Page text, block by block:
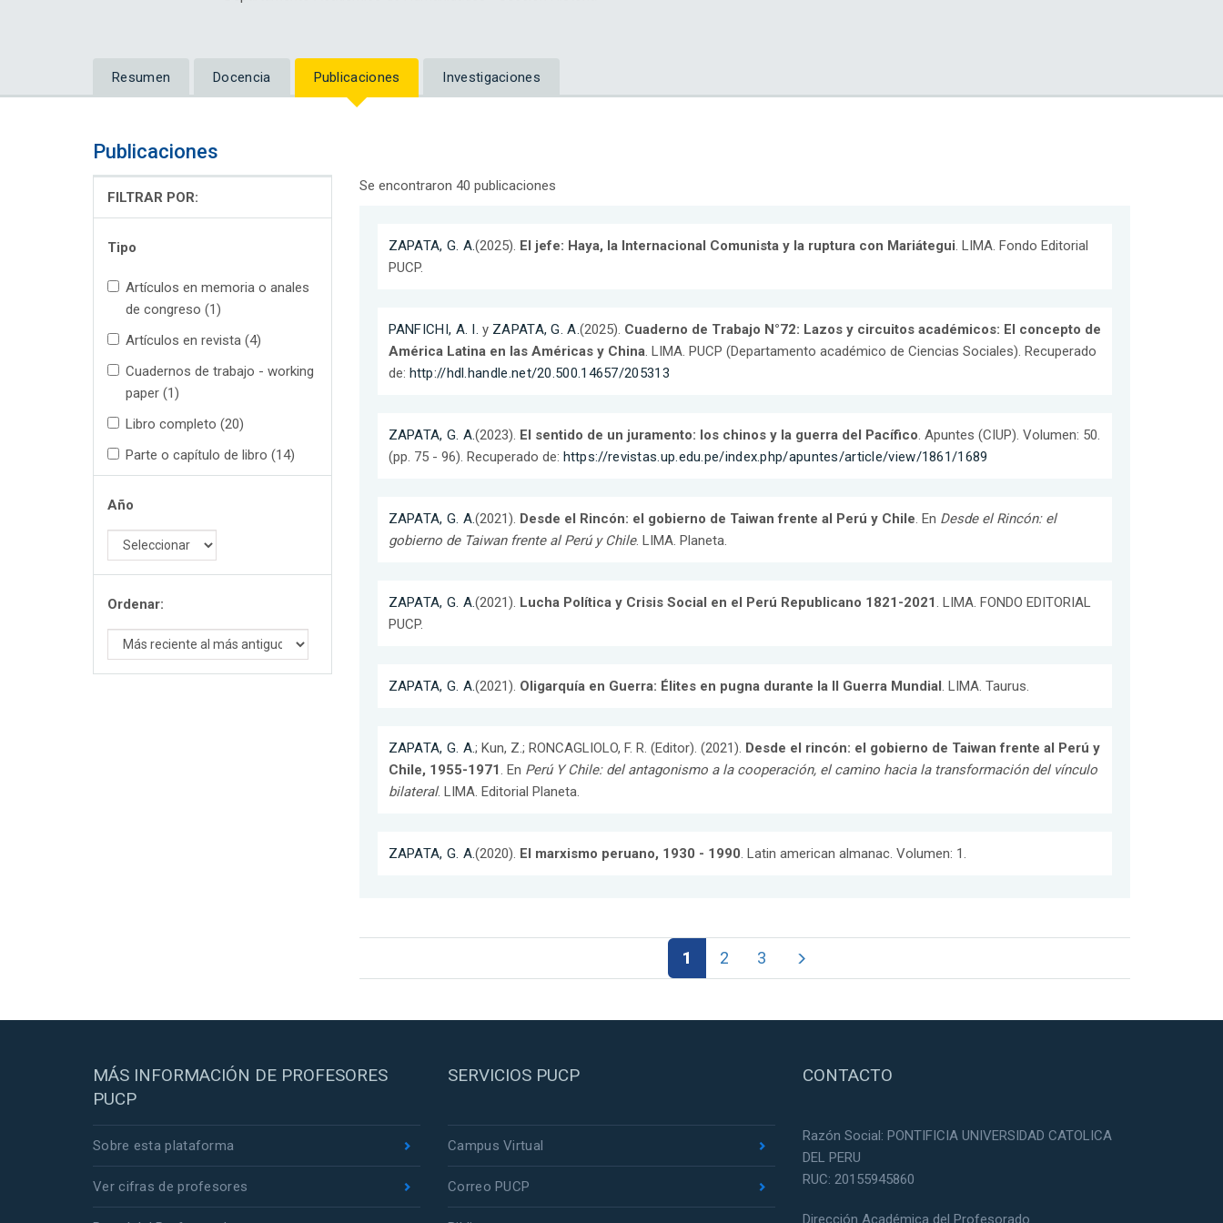
Resumen Docencia Publicaciones Investigaciones
Publicaciones
FILTRAR POR:
Tipo
Artículos en memoria o anales
de congreso (1)
Artículos en revista (4)
Cuadernos de trabajo - working
paper (1)
Libro completo (20)
Parte o capítulo de libro (14)
Año
Ordenar:
Se encontraron 40 publicaciones
ZAPATA, G. A.(2025). El jefe: Haya, la Internacional Comunista y la ruptura con Mariátegui. LIMA. Fondo Editorial
PUCP.
PANFICHI, A. I. y ZAPATA, G. A.(2025). Cuaderno de Trabajo N°72: Lazos y circuitos académicos: El concepto de
América Latina en las Américas y China. LIMA. PUCP (Departamento académico de Ciencias Sociales). Recuperado
de: http://hdl.handle.net/20.500.14657/205313
ZAPATA, G. A.(2023). El sentido de un juramento: los chinos y la guerra del Pacífico. Apuntes (CIUP). Volumen: 50.
(pp. 75 - 96). Recuperado de: https://revistas.up.edu.pe/index.php/apuntes/article/view/1861/1689
ZAPATA, G. A.(2021). Desde el Rincón: el gobierno de Taiwan frente al Perú y Chile. En Desde el Rincón: el
gobierno de Taiwan frente al Perú y Chile. LIMA. Planeta.
ZAPATA, G. A.(2021). Lucha Política y Crisis Social en el Perú Republicano 1821-2021. LIMA. FONDO EDITORIAL
PUCP.
ZAPATA, G. A.(2021). Oligarquía en Guerra: Élites en pugna durante la II Guerra Mundial. LIMA. Taurus.
ZAPATA, G. A.; Kun, Z.; RONCAGLIOLO, F. R. (Editor). (2021). Desde el rincón: el gobierno de Taiwan frente al Perú y
Chile, 1955-1971. En Perú Y Chile: del antagonismo a la cooperación, el camino hacia la transformación del vínculo
bilateral. LIMA. Editorial Planeta.
ZAPATA, G. A.(2020). El marxismo peruano, 1930 - 1990. Latin american almanac. Volumen: 1.
1 2 3
MÁS INFORMACIÓN DE PROFESORES
PUCP
Sobre esta plataforma
Ver cifras de profesores
SERVICIOS PUCP
Campus Virtual
Correo PUCP
CONTACTO
Razón Social: PONTIFICIA UNIVERSIDAD CATOLICA
DEL PERU
RUC: 20155945860
Dirección Académica del Profesorado